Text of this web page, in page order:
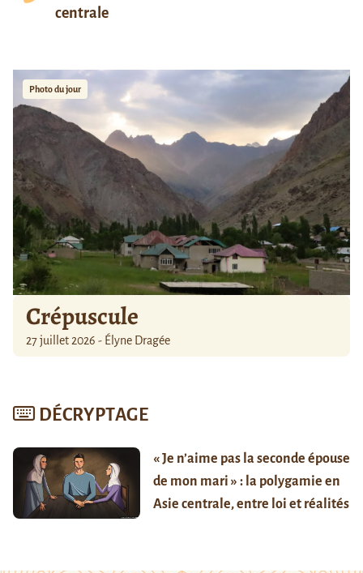
centrale
Photo du jour
Crépuscule
27 juillet 2026 - Élyne Dragée
DÉCRYPTAGE
« Je n’aime pas la seconde épouse
de mon mari » : la polygamie en
Asie centrale, entre loi et réalités